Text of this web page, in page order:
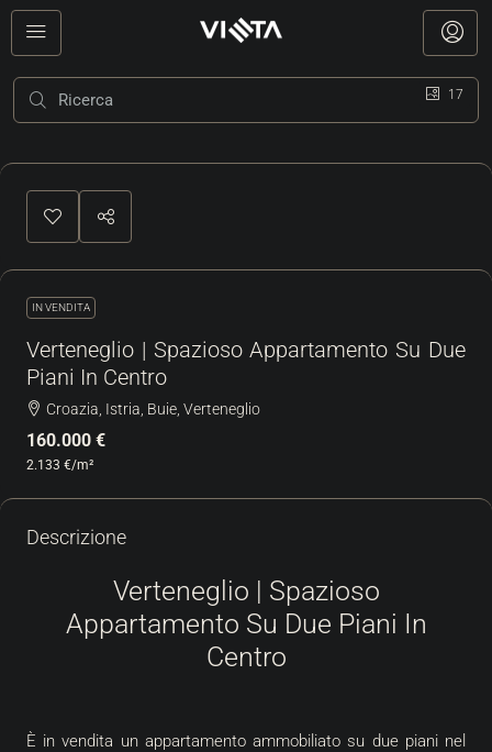
17
IN VENDITA
Verteneglio | Spazioso Appartamento Su Due
Piani In Centro
Croazia, Istria, Buie, Verteneglio
160.000 €
2.133 €/m²
Descrizione
Verteneglio | Spazioso
Appartamento Su Due Piani In
Centro
È in vendita un appartamento ammobiliato su due piani nel